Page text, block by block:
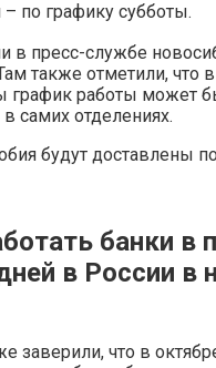
– по графику субботы.
в пресс-службе
также отметили, что
график работы может
в самих отделениях.
будут доставлены
банки в
в России в
заверили, что в